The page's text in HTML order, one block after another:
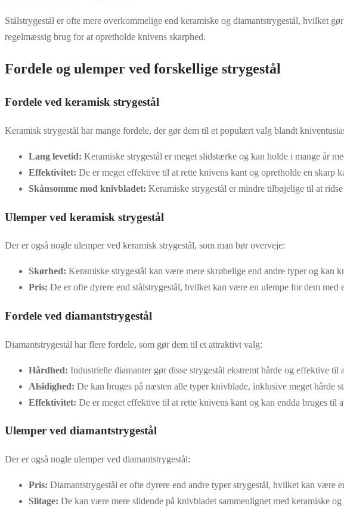
Stålstrygestål er ofte mere overkommelige end keramiske og diamantstrygestål, hvilket
regelmæssig brug for at opretholde knivens skarphed.
Fordele og ulemper ved forskellige strygestål
Fordele ved keramisk strygestål
Keramisk strygestål har mange fordele, der gør dem til et populært valg blandt
Lang levetid: Keramiske strygestål er meget slidstærke og kan holde i mange år
Effektivitet: De er meget effektive til at rette knivens kant og opretholde en skarp
Skånsomme mod knivbladet: Keramiske strygestål er mindre tilbøjelige til at
Ulemper ved keramisk strygestål
Der er også nogle ulemper ved keramisk strygestål, som man bør overveje:
Skørhed: Keramiske strygestål kan være mere skrøbelige end andre typer og kan
Pris: De er ofte dyrere end stålstrygestål, hvilket kan være en ulempe for dem med
Fordele ved diamantstrygestål
Diamantstrygestål har flere fordele, som gør dem til et attraktivt valg:
Hårdhed: Industrielle diamanter gør disse strygestål ekstremt hårde og effektive til
Alsidighed: De kan bruges på næsten alle typer knivblade, inklusive meget hårde
Effektivitet: De er meget effektive til at rette knivens kant og kan endda bruges til
Ulemper ved diamantstrygestål
Der er også nogle ulemper ved diamantstrygestål:
Pris: Diamantstrygestål er ofte dyrere end andre typer strygestål, hvilket kan være
Slitage: De kan være mere slidende på knivbladet sammenlignet med keramiske og